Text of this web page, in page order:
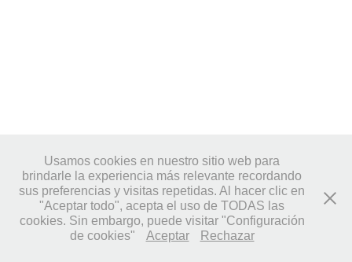
Usamos cookies en nuestro sitio web para
brindarle la experiencia más relevante recordando
sus preferencias y visitas repetidas. Al hacer clic en
"Aceptar todo", acepta el uso de TODAS las
cookies. Sin embargo, puede visitar "Configuración
de cookies"
Aceptar Rechazar